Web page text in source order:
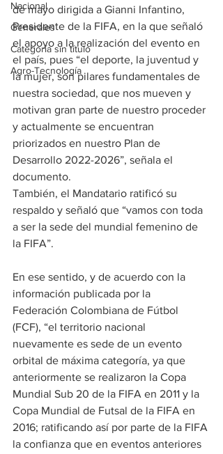
Nacional
Generales
Categoría sin título
Agro-Tecnología
de mayo dirigida a Gianni Infantino,
Presidente de la FIFA, en la que señaló
el apoyo a la realización del evento en
el país, pues “el deporte, la juventud y
la mujer, son pilares fundamentales de
nuestra sociedad, que nos mueven y
motivan gran parte de nuestro proceder
y actualmente se encuentran
priorizados en nuestro Plan de
Desarrollo 2022-2026”, señala el
documento.
También, el Mandatario ratificó su
respaldo y señaló que “vamos con toda
a ser la sede del mundial femenino de
la FIFA”.
En ese sentido, y de acuerdo con la
información publicada por la
Federación Colombiana de Fútbol
(FCF), “el territorio nacional
nuevamente es sede de un evento
orbital de máxima categoría, ya que
anteriormente se realizaron la Copa
Mundial Sub 20 de la FIFA en 2011 y la
Copa Mundial de Futsal de la FIFA en
2016; ratificando así por parte de la FIFA
la confianza que en eventos anteriores